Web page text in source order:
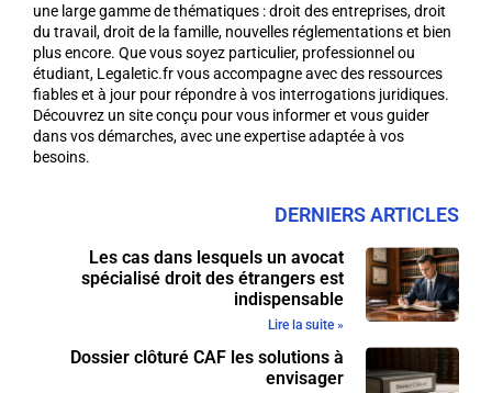
une large gamme de thématiques : droit des entreprises, droit
du travail, droit de la famille, nouvelles réglementations et bien
plus encore. Que vous soyez particulier, professionnel ou
étudiant, Legaletic.fr vous accompagne avec des ressources
fiables et à jour pour répondre à vos interrogations juridiques.
Découvrez un site conçu pour vous informer et vous guider
dans vos démarches, avec une expertise adaptée à vos
besoins.
DERNIERS ARTICLES
Les cas dans lesquels un avocat
spécialisé droit des étrangers est
indispensable
Lire la suite »
Dossier clôturé CAF les solutions à
envisager